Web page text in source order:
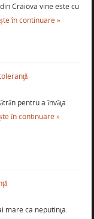
Craiova vine este cu
în continuare »
pentru a învăţa
în continuare »
mare ca neputinţa.